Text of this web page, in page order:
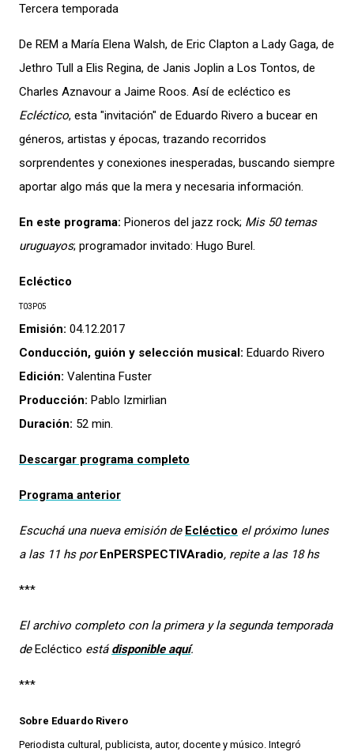
Tercera temporada
De REM a María Elena Walsh, de Eric Clapton a Lady Gaga, de
Jethro Tull a Elis Regina, de Janis Joplin a Los Tontos, de
Charles Aznavour a Jaime Roos. Así de ecléctico es
Ecléctico, esta "invitación" de Eduardo Rivero a bucear en
géneros, artistas y épocas, trazando recorridos
sorprendentes y conexiones inesperadas, buscando siempre
aportar algo más que la mera y necesaria información.
En este programa: Pioneros del jazz rock; Mis 50 temas
uruguayos; programador invitado: Hugo Burel.
Ecléctico
T03P05
Emisión: 04.12.2017
Conducción, guión y selección musical: Eduardo Rivero
Edición: Valentina Fuster
Producción: Pablo Izmirlian
Duración: 52 min.
Descargar programa completo
Programa anterior
Escuchá una nueva emisión de Ecléctico el próximo lunes
a las 11 hs porEnPERSPECTIVAradio, repite a las 18 hs
***
El archivo completo con la primera y la segunda temporada
deEcléctico está disponible aquí.
***
Sobre Eduardo Rivero
Periodista cultural, publicista, autor, docente y músico. Integró